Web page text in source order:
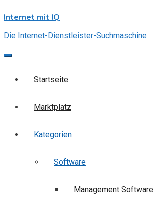
to
Internet mit IQ
Die Internet-Dienstleister-Suchmaschine
Startseite
Marktplatz
Kategorien
Software
Management Software